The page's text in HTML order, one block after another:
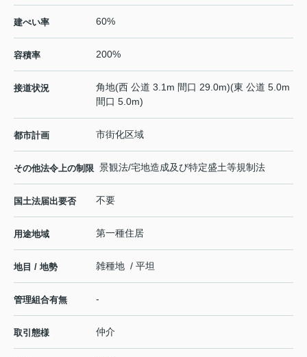
建ぺい率 60%
容積率 200%
接道状況
角地(西 公道 3.1m 間口 29.0m)(東 公道 5.0m
間口 5.0m)
都市計画 市街化区域
その他法令上の制限 景観法/宅地造成及び特定盛土等規制法
国土法届出要否 不要
用途地域 第一種住居
地目 / 地勢 雑種地 / 平坦
管理組合有無 -
取引態様 仲介